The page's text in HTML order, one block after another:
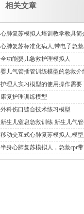
相关文章
心肺复苏模拟人培训教学教具简
心肺复苏标准化病人,带电子急
全功能婴儿急救护理模拟人
婴儿气管插管训练模型的急救介
护理人实习模型的使用操作需要
的知识要点
康复护理训练模型
外科伤口缝合技术练习模型
新生儿窒息急救训练 新生儿气
模型
移动交互式心肺复苏模拟人,模型
半身心肺复苏模拟人，急救cpr
打印功能模型